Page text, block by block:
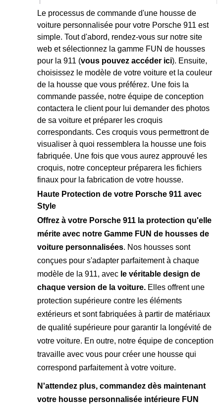
Le processus de commande d'une housse de
voiture personnalisée pour votre Porsche 911 est
simple. Tout d'abord, rendez-vous sur notre site
web et sélectionnez la gamme FUN de housses
pour la 911 (vous pouvez accéder ici). Ensuite,
choisissez le modèle de votre voiture et la couleur
de la housse que vous préférez. Une fois la
commande passée, notre équipe de conception
contactera le client pour lui demander des photos
de sa voiture et préparer les croquis
correspondants. Ces croquis vous permettront de
visualiser à quoi ressemblera la housse une fois
fabriquée. Une fois que vous aurez approuvé les
croquis, notre concepteur préparera les fichiers
finaux pour la fabrication de votre housse.
Haute Protection de votre Porsche 911 avec
Style
Offrez à votre Porsche 911 la protection qu'elle
mérite avec notre Gamme FUN de housses de
voiture personnalisées. Nos housses sont
conçues pour s'adapter parfaitement à chaque
modèle de la 911, avec le véritable design de
chaque version de la voiture. Elles offrent une
protection supérieure contre les éléments
extérieurs et sont fabriquées à partir de matériaux
de qualité supérieure pour garantir la longévité de
votre voiture. En outre, notre équipe de conception
travaille avec vous pour créer une housse qui
correspond parfaitement à votre voiture.
N'attendez plus, commandez dès maintenant
votre housse personnalisée intérieure FUN